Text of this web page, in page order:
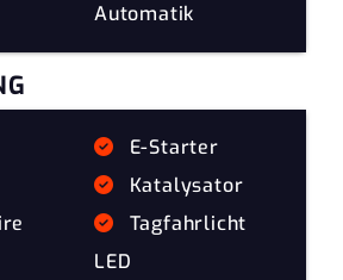
Automatik
E-Starter
Katalysator
Tagfahrlicht
LED